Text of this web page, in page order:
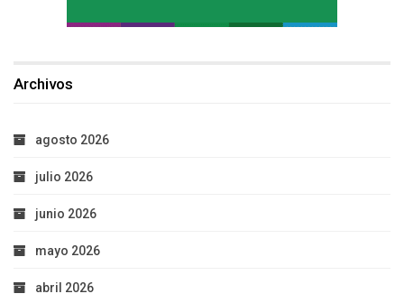
Archivos
agosto 2026
julio 2026
junio 2026
mayo 2026
abril 2026